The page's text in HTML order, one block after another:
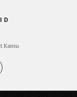
Kamu